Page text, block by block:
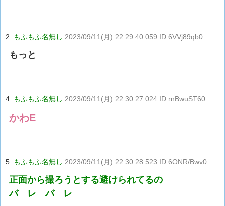
2: もふもふ名無し 2023/09/11(月) 22:29:40.059 ID:6VVj89qb0
もっと
4: もふもふ名無し 2023/09/11(月) 22:30:27.024 ID:rnBwuST60
かわE
5: もふもふ名無し 2023/09/11(月) 22:30:28.523 ID:6ONR/Bwv0
正面から撮ろうとする避けられてるの
バ レ バ レ